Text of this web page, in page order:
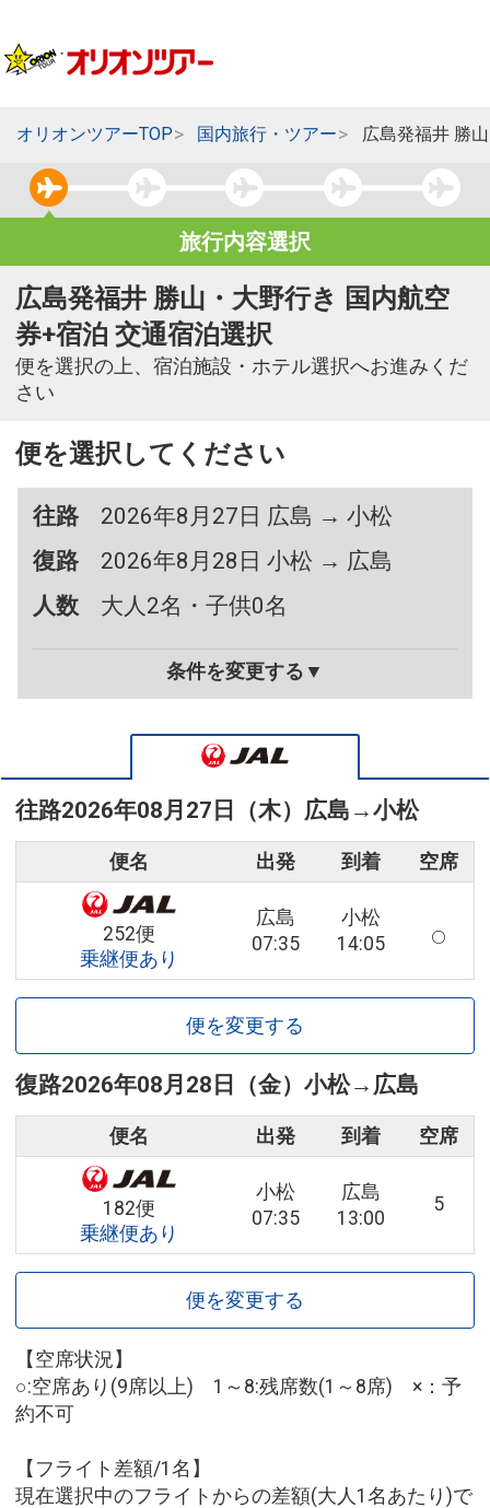
オリオンツアーTOP 国内旅行・ツアー 広島発福井 勝
旅行内容選択
広島発福井 勝山・大野行き 国内航空
券+宿泊 交通宿泊選択
便を選択の上、宿泊施設・ホテル選択へお進みくだ
さい
便を選択してください
往路
2026年8月27日 広島 → 小松
復路
2026年8月28日 小松 → 広島
人数
大人2名・子供0名
条件を変更する▼
往路2026年08月27日（木） 広島 →小松
便名 出発 到着 空席
252便
乗継便あり
広島
07:35
小松
14:05
便を変更する
復路2026年08月28日（金） 小松→ 広島
便名 出発 到着 空席
182便
乗継便あり
小松
07:35
広島
13:00
5
便を変更する
【空席状況】
○:空席あり(9席以上) 1～8:残席数(1～8席) ×：予
約不可
【フライト差額/1名】
現在選択中のフライトからの差額(大人1名あたり)で